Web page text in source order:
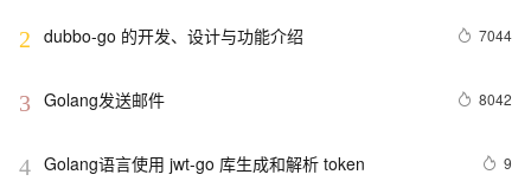
2 dubbo-go 的开发、设计与功能介绍 7044
3 Golang发送邮件 8042
4 Golang语言使用 jwt-go 库生成和解析 token 9